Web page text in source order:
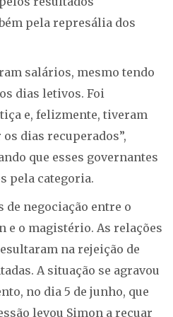
pela represália dos
salários, mesmo tendo
dias letivos. Foi
e, felizmente, tiveram
dias recuperados”,
que esses governantes
pela categoria.
de negociação entre o
e o magistério. As relações
na rejeição de
A situação se agravou
no dia 5 de junho, que
levou Simon a recuar